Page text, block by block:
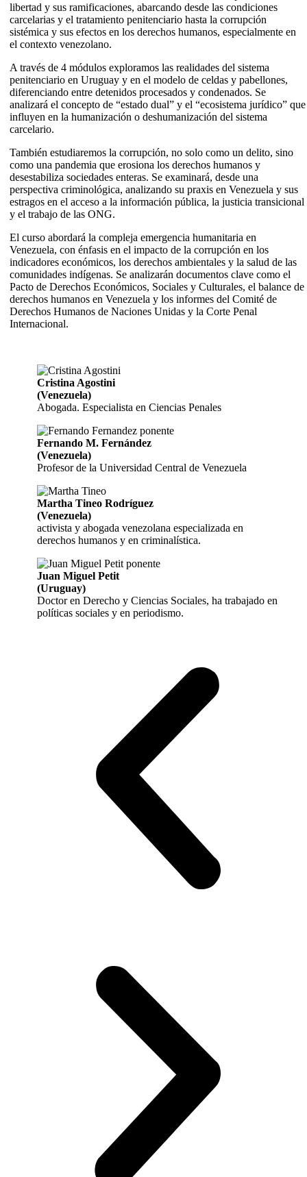
libertad y sus ramificaciones, abarcando desde las condiciones
carcelarias y el tratamiento penitenciario hasta la corrupción
sistémica y sus efectos en los derechos humanos, especialmente en
el contexto venezolano.
A través de 4 módulos exploramos las realidades del sistema
penitenciario en Uruguay y en el modelo de celdas y pabellones,
diferenciando entre detenidos procesados y condenados. Se
analizará el concepto de “estado dual” y el “ecosistema jurídico” que
influyen en la humanización o deshumanización del sistema
carcelario.
También estudiaremos la corrupción, no solo como un delito, sino
como una pandemia que erosiona los derechos humanos y
desestabiliza sociedades enteras. Se examinará, desde una
perspectiva criminológica, analizando su praxis en Venezuela y sus
estragos en el acceso a la información pública, la justicia transicional
y el trabajo de las ONG.
El curso abordará la compleja emergencia humanitaria en
Venezuela, con énfasis en el impacto de la corrupción en los
indicadores económicos, los derechos ambientales y la salud de las
comunidades indígenas. Se analizarán documentos clave como el
Pacto de Derechos Económicos, Sociales y Culturales, el balance de
derechos humanos en Venezuela y los informes del Comité de
Derechos Humanos de Naciones Unidas y la Corte Penal
Internacional.
Cristina Agostini
(Venezuela)
Abogada. Especialista en Ciencias Penales
Fernando M. Fernández
(Venezuela)
Profesor de la Universidad Central de Venezuela
Martha Tineo Rodríguez
(Venezuela)
activista y abogada venezolana especializada en
derechos humanos y en criminalística.
Juan Miguel Petit
(Uruguay)
Doctor en Derecho y Ciencias Sociales, ha trabajado en
políticas sociales y en periodismo.